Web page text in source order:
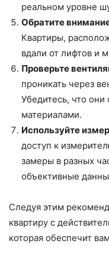
реальном уровне
Обратите
Квартиры,
вдали от лифтов и
Проверьте
проникать через
Убедитесь, что
материалами.
Используйте
доступ к
замеры в разных
объективные
Следуя этим
квартиру с
которая обеспечит